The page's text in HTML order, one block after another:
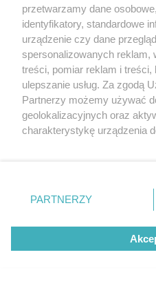
Beninca.
POPULARNE
przetwarzamy dane
identyfikatory, standardowe
urządzenie czy dane
spersonalizowanych reklam,
treści, pomiar reklam i treści,
ulepszanie usług. Za zgodą
Partnerzy możemy używać
geolokalizacyjnych oraz
charakterystykę urządzenia
zmienić/wycofać klikając
znajdujący się w lewym
rodzaje przetwarzania
użytkownika, ale masz
przetwarzaniu. Preferencje
PARTNERZY